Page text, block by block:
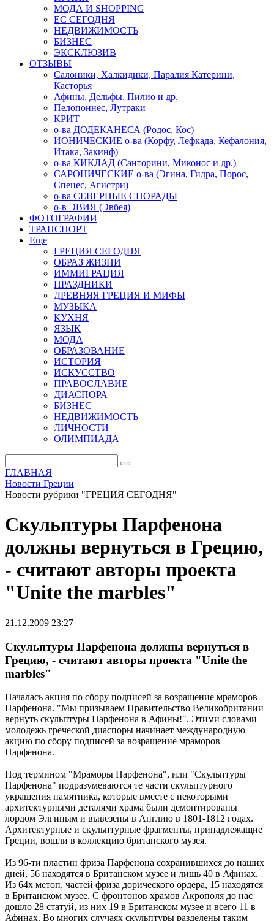
МОДА И SHOPPING
ЕС СЕГОДНЯ
НЕДВИЖИМОСТЬ
БИЗНЕС
ЭКСКЛЮЗИВ
ОТЗЫВЫ
Салоники, Халкидики, Паралия Катерини,
Касторья
Афины, Дельфы, Пилио и др.
Пелопоннес, Лутраки
КРИТ
о-ва ДОДЕКАНЕСА (Родос, Кос)
ИОНИЧЕСКИЕ о-ва (Корфу, Лефкада, Кефалония,
Итака, Закинф)
о-ва КИКЛАД (Санторини, Миконос и др.)
САРОНИЧЕСКИЕ о-ва (Эгина, Гидра, Порос,
Спецес, Агистри)
о-ва СЕВЕРНЫЕ СПОРАДЫ
о-в ЭВИЯ (Эвбея)
ФОТОГРАФИИ
ТРАНСПОРТ
Еще
ГРЕЦИЯ СЕГОДНЯ
ОБРАЗ ЖИЗНИ
ИММИГРАЦИЯ
ПРАЗДНИКИ
ДРЕВНЯЯ ГРЕЦИЯ И МИФЫ
МУЗЫКА
КУХНЯ
ЯЗЫК
МОДА
ОБРАЗОВАНИЕ
ИСТОРИЯ
ИСКУССТВО
ПРАВОСЛАВИЕ
ДИАСПОРА
БИЗНЕС
НЕДВИЖИМОСТЬ
ЛИЧНОСТИ
ОЛИМПИАДА
ГЛАВНАЯ
Новости Греции
Новости рубрики "ГРЕЦИЯ СЕГОДНЯ"
Скульптуры Парфенона
должны вернуться в Грецию,
- считают авторы проекта
"Unite the marbles"
21.12.2009 23:27
Скульптуры Парфенона должны вернуться в
Грецию, - считают авторы проекта "Unite the
marbles"
Началась акция по сбору подписей за возращение мраморов
Парфенона. "Мы призываем Правительство Великобритании
вернуть скульптуры Парфенона в Афины!". Этими словами
молодежь греческой диаспоры начинает международную
акцию по сбору подписей за возращение мраморов
Парфенона.
Под термином "Мраморы Парфенона", или "Скульптуры
Парфенона" подразумеваются те части скульптурного
украшения памятника, которые вместе с некоторыми
архитектурными деталями храма были демонтированы
лордом Элгиным и вывезены в Англию в 1801-1812 годах.
Архитектурные и скульптурные фрагменты, принадлежащие
Греции, вошли в коллекцию британского музея.
Из 96-ти пластин фриза Парфенона сохранившихся до наших
дней, 56 находятся в Британском музее и лишь 40 в Афинах.
Из 64х метоп, частей фриза дорического ордера, 15 находятся
в Британском музее. С фронтонов храмов Акрополя до нас
дошло 28 статуй, из них 19 в Британском музее и всего 11 в
Афинах. Во многих случаях скульптуры разделены таким